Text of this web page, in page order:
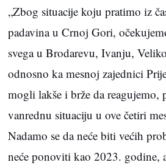
„Zbog situacije koju pratimo iz
padavina u Crnoj Gori,
svega u Brodarevu, Ivanju,
odnosno ka mesnoj zajednici
mogli lakše i brže da reagujemo,
vanrednu situaciju u ove četiri
Nadamo se da neće biti većih
neće ponoviti kao 2023. godine,